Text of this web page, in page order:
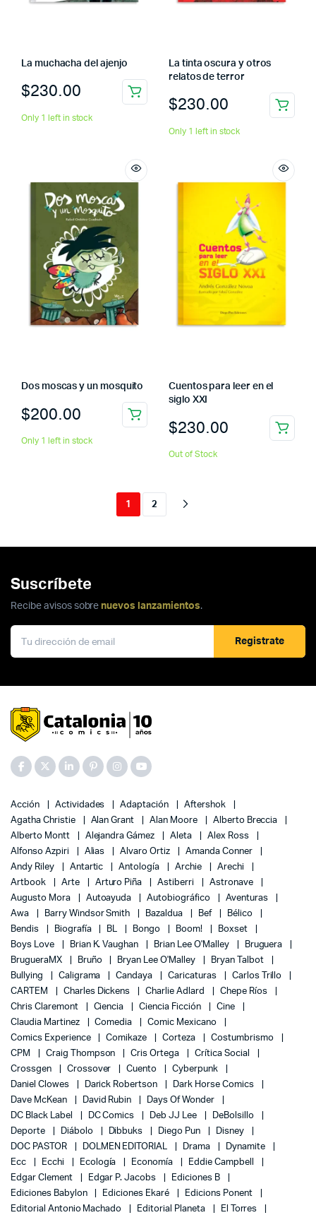
La muchacha del ajenjo
$230.00
Only 1 left in stock
La tinta oscura y otros
relatos de terror
$230.00
Only 1 left in stock
Dos moscas y un mosquito
$200.00
Only 1 left in stock
Cuentos para leer en el
siglo XXI
$230.00
Out of Stock
1 2
Suscríbete
Recibe avisos sobre nuevos lanzamientos.
Registrate
Acción Actividades Adaptación
Aftershok
Agatha Christie
Alan Grant Alan Moore
Alberto Breccia
Alberto Montt
Alejandra Gámez Aleta
Alex Ross
Alfonso Azpiri
Alias Alvaro Ortiz
Amanda Conner
Andy Riley
Antartic Antología Archie
Arechi
Artbook
Arte Arturo Piña Astiberri
Astronave
Augusto Mora
Autoayuda Autobiográfico
Aventuras
Awa
Barry Windsor Smith Bazaldua Bef
Bélico
Bendis
Biografía BL Bongo Boom!
Boxset
Boys Love
Brian K. Vaughan Brian Lee O'Malley
Bruguera
BrugueraMX
Bruño Bryan Lee O'Malley
Bryan Talbot
Bullying
Caligrama Candaya Caricaturas
Carlos Trillo
CARTEM
Charles Dickens Charlie Adlard
Chepe Ríos
Chris Claremont
Ciencia Ciencia Ficción
Cine
Claudia Martinez
Comedia
Comic Mexicano
Comics Experience
Comikaze Corteza
Costumbrismo
CPM
Craig Thompson Cris Ortega
Crítica Social
Crossgen
Crossover Cuento
Cyberpunk
Daniel Clowes
Darick Robertson
Dark Horse Comics
Dave McKean
David Rubin
Days Of Wonder
DC Black Label
DC Comics Deb JJ Lee
DeBolsillo
Deporte
Diábolo Dibbuks Diego Pun
Disney
DOC PASTOR
DOLMEN EDITORIAL Drama
Dynamite
Ecc
Ecchi Ecología Economía
Eddie Campbell
Edgar Clement
Edgar P. Jacobs
Ediciones B
Ediciones Babylon
Ediciones Ekaré
Edicions Ponent
Editorial Antonio Machado
Editorial Planeta
El Torres